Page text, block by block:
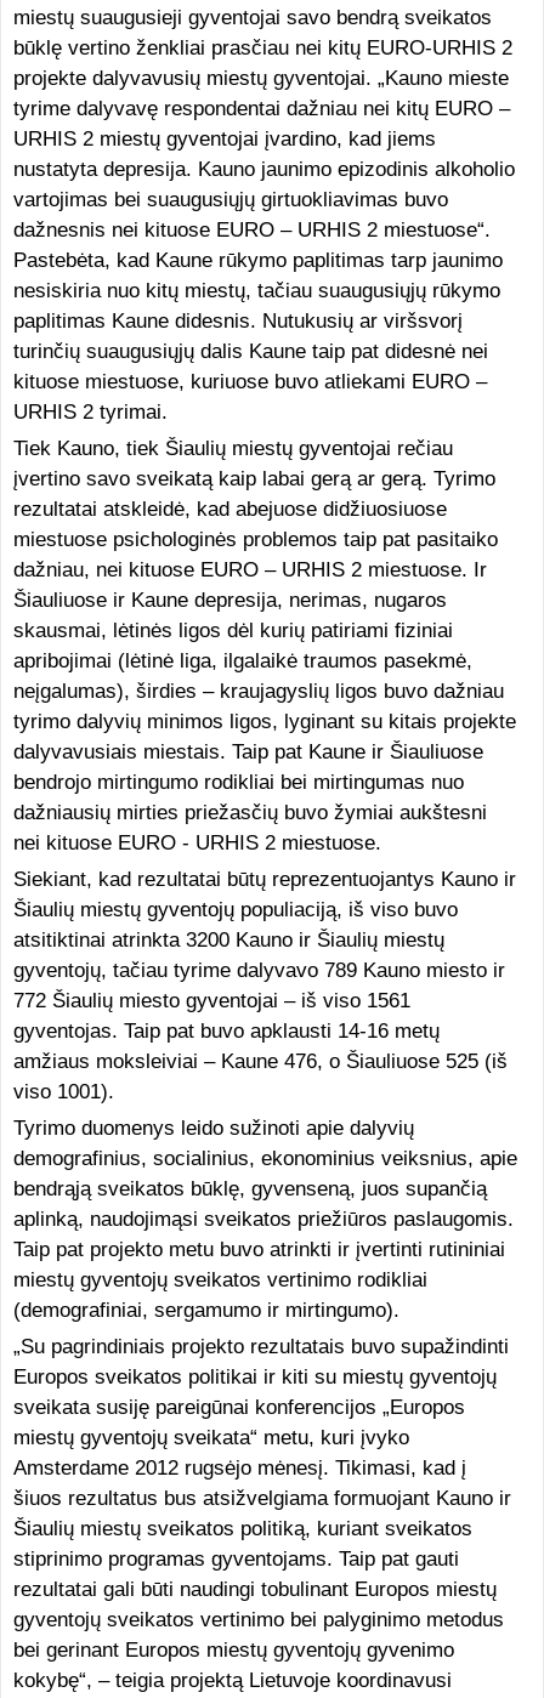
miestų suaugusieji gyventojai savo bendrą sveikatos
būklę vertino ženkliai prasčiau nei kitų EURO-URHIS 2
projekte dalyvavusių miestų gyventojai. „Kauno mieste
tyrime dalyvavę respondentai dažniau nei kitų EURO –
URHIS 2 miestų gyventojai įvardino, kad jiems
nustatyta depresija. Kauno jaunimo epizodinis alkoholio
vartojimas bei suaugusiųjų girtuokliavimas buvo
dažnesnis nei kituose EURO – URHIS 2 miestuose“.
Pastebėta, kad Kaune rūkymo paplitimas tarp jaunimo
nesiskiria nuo kitų miestų, tačiau suaugusiųjų rūkymo
paplitimas Kaune didesnis. Nutukusių ar viršsvorį
turinčių suaugusiųjų dalis Kaune taip pat didesnė nei
kituose miestuose, kuriuose buvo atliekami EURO –
URHIS 2 tyrimai.
Tiek Kauno, tiek Šiaulių miestų gyventojai rečiau
įvertino savo sveikatą kaip labai gerą ar gerą. Tyrimo
rezultatai atskleidė, kad abejuose didžiuosiuose
miestuose psichologinės problemos taip pat pasitaiko
dažniau, nei kituose EURO – URHIS 2 miestuose. Ir
Šiauliuose ir Kaune depresija, nerimas, nugaros
skausmai, lėtinės ligos dėl kurių patiriami fiziniai
apribojimai (lėtinė liga, ilgalaikė traumos pasekmė,
neįgalumas), širdies – kraujagyslių ligos buvo dažniau
tyrimo dalyvių minimos ligos, lyginant su kitais projekte
dalyvavusiais miestais. Taip pat Kaune ir Šiauliuose
bendrojo mirtingumo rodikliai bei mirtingumas nuo
dažniausių mirties priežasčių buvo žymiai aukštesni
nei kituose EURO - URHIS 2 miestuose.
Siekiant, kad rezultatai būtų reprezentuojantys Kauno ir
Šiaulių miestų gyventojų populiaciją, iš viso buvo
atsitiktinai atrinkta 3200 Kauno ir Šiaulių miestų
gyventojų, tačiau tyrime dalyvavo 789 Kauno miesto ir
772 Šiaulių miesto gyventojai – iš viso 1561
gyventojas. Taip pat buvo apklausti 14-16 metų
amžiaus moksleiviai – Kaune 476, o Šiauliuose 525 (iš
viso 1001).
Tyrimo duomenys leido sužinoti apie dalyvių
demografinius, socialinius, ekonominius veiksnius, apie
bendrąją sveikatos būklę, gyvenseną, juos supančią
aplinką, naudojimąsi sveikatos priežiūros paslaugomis.
Taip pat projekto metu buvo atrinkti ir įvertinti rutininiai
miestų gyventojų sveikatos vertinimo rodikliai
(demografiniai, sergamumo ir mirtingumo).
„Su pagrindiniais projekto rezultatais buvo supažindinti
Europos sveikatos politikai ir kiti su miestų gyventojų
sveikata susiję pareigūnai konferencijos „Europos
miestų gyventojų sveikata“ metu, kuri įvyko
Amsterdame 2012 rugsėjo mėnesį. Tikimasi, kad į
šiuos rezultatus bus atsižvelgiama formuojant Kauno ir
Šiaulių miestų sveikatos politiką, kuriant sveikatos
stiprinimo programas gyventojams. Taip pat gauti
rezultatai gali būti naudingi tobulinant Europos miestų
gyventojų sveikatos vertinimo bei palyginimo metodus
bei gerinant Europos miestų gyventojų gyvenimo
kokybę“, – teigia projektą Lietuvoje koordinavusi